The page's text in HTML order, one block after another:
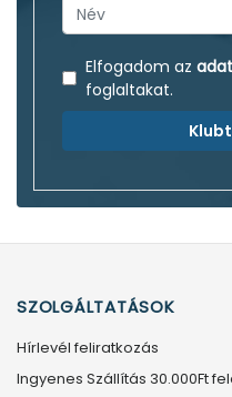
Elfogadom az
foglaltakat.
SZOLGÁLTATÁSOK
Hírlevél feliratkozás
Ingyenes Szállítás 30.000Ft